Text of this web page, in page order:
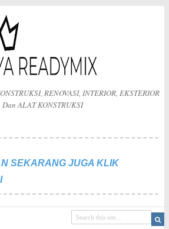
RENOVASI, INTERIOR, EKSTERIOR
Dan ALAT KONSTRUKSI
SEKARANG JUGA KLIK